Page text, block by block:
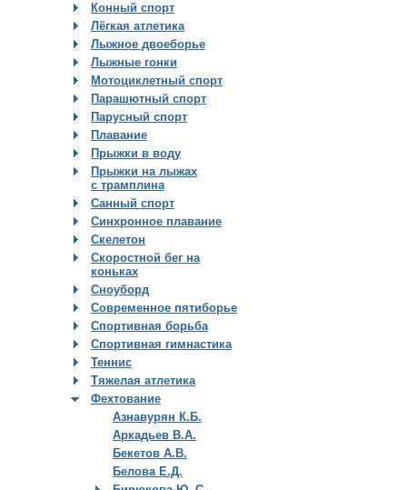
Конный спорт
Лёгкая атлетика
Лыжное двоеборье
Лыжные гонки
Мотоциклетный спорт
Парашютный спорт
Парусный спорт
Плавание
Прыжки в воду
Прыжки на лыжах
с трамплина
Санный спорт
Синхронное плавание
Скелетон
Скоростной бег на
коньках
Сноуборд
Современное пятиборье
Спортивная борьба
Спортивная гимнастика
Теннис
Тяжелая атлетика
Фехтование
Азнавурян К.Б.
Аркадьев В.А.
Бекетов А.В.
Белова Е.Д.